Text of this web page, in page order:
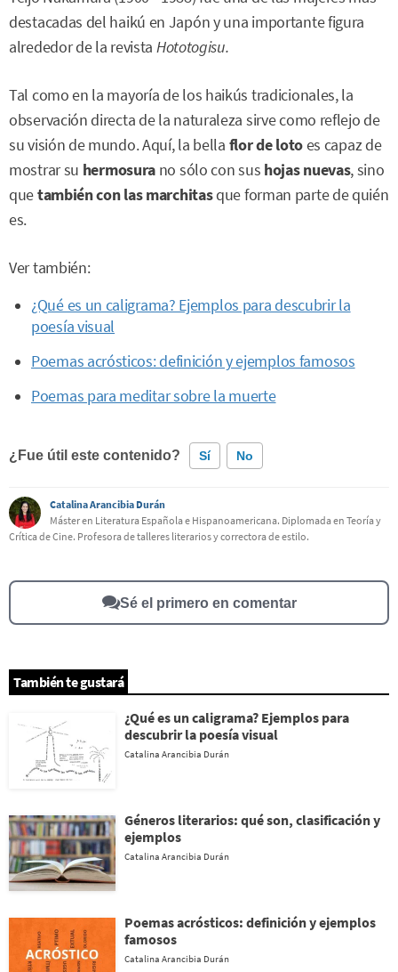
destacadas del haikú en Japón y una importante figura
alrededor de la revista Hototogisu.
Tal como en la mayoría de los haikús tradicionales, la
observación directa de la naturaleza sirve como reflejo de
su visión de mundo. Aquí, la bella flor de lotoes capaz de
mostrar su hermosura no sólo con sus hojas nuevas, sino
quetambién con las marchitasque forman parte de quién
es.
Ver también:
¿Qué es un caligrama? Ejemplos para descubrir la
poesía visual
Poemas acrósticos: definición y ejemplos famosos
Poemas para meditar sobre la muerte
¿Fue útil este contenido? Sí No
Este contenido contiene información incorrecta
Otro
Catalina Arancibia Durán
Máster en Literatura Española e Hispanoamericana. Diplomada en Teoría y
Crítica de Cine. Profesora de talleres literarios y correctora de estilo.
Sé el primero en comentar
También te gustará
¿Qué es un caligrama? Ejemplos para
descubrir la poesía visual
Catalina Arancibia Durán
Géneros literarios: qué son, clasificación y
ejemplos
Catalina Arancibia Durán
Poemas acrósticos: definición y ejemplos
famosos
Catalina Arancibia Durán